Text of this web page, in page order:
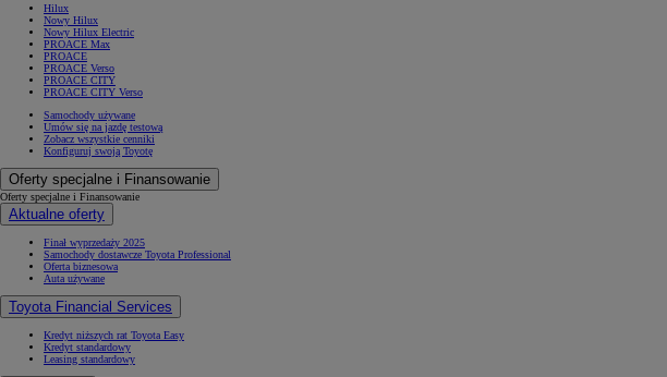
Hilux
Nowy Hilux
Nowy Hilux Electric
PROACE Max
PROACE
PROACE Verso
PROACE CITY
PROACE CITY Verso
Samochody używane
Umów się na jazdę testową
Zobacz wszystkie cenniki
Konfiguruj swoją Toyotę
Oferty specjalne i Finansowanie
Oferty specjalne i Finansowanie
Aktualne oferty
Finał wyprzedaży 2025
Samochody dostawcze Toyota Professional
Oferta biznesowa
Auta używane
Toyota Financial Services
Kredyt niższych rat Toyota Easy
Kredyt standardowy
Leasing standardowy